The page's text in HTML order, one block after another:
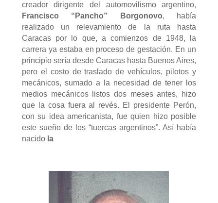
creador dirigente del automovilismo argentino,
Francisco “Pancho” Borgonovo, había
realizado un relevamiento de la ruta hasta
Caracas por lo que, a comienzos de 1948, la
carrera ya estaba en proceso de gestación. En un
principio sería desde Caracas hasta Buenos Aires,
pero el costo de traslado de vehículos, pilotos y
mecánicos, sumado a la necesidad de tener los
medios mecánicos listos dos meses antes, hizo
que la cosa fuera al revés. El presidente Perón,
con su idea americanista, fue quien hizo posible
este sueño de los “tuercas argentinos”. Así había
nacido la